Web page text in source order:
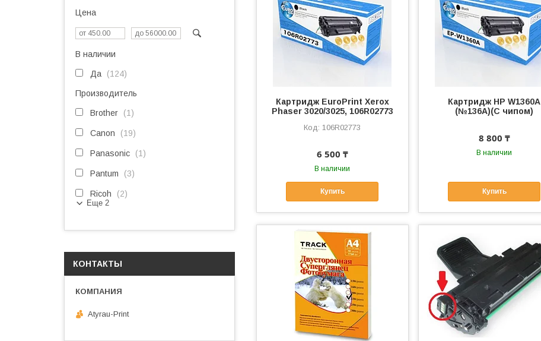
Картридж EuroPrint Xerox
Phaser 3020/3025, 106R02773
106R02773
6 500 ₸
В наличии
Купить
Картридж HP W1360A
(№136А)(С чипом)
8 800 ₸
В наличии
Купить
Цена
В наличии
Да 124
Производитель
Brother 1
Canon 19
Panasonic 1
Pantum 3
Ricoh 2
Еще 2
КОНТАКТЫ
Atyrau-Print